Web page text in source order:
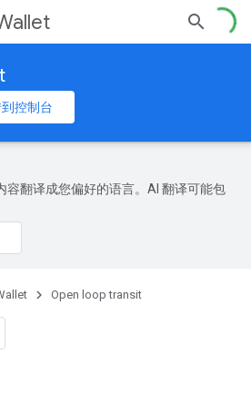
控制台
容翻译成您偏好的语言。AI 翻译可能包
Open loop transit